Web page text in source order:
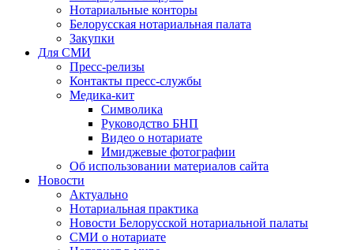
Нотариальные конторы
Белорусская нотариальная палата
Закупки
Для СМИ
Пресс-релизы
Контакты пресс-службы
Медика-кит
Символика
Руководство БНП
Видео о нотариате
Имиджевые фотографии
Об использовании материалов сайта
Новости
Актуально
Нотариальная практика
Новости Белорусской нотариальной палаты
СМИ о нотариате